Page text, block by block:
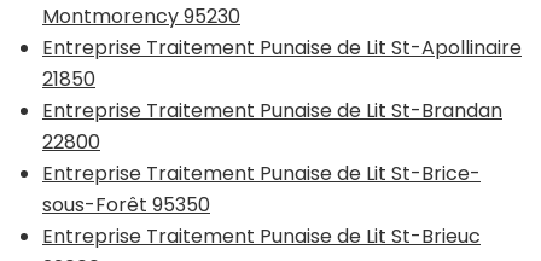
Montmorency 95230
Entreprise Traitement Punaise de Lit St-Apollinaire
21850
Entreprise Traitement Punaise de Lit St-Brandan
22800
Entreprise Traitement Punaise de Lit St-Brice-
sous-Forêt 95350
Entreprise Traitement Punaise de Lit St-Brieuc